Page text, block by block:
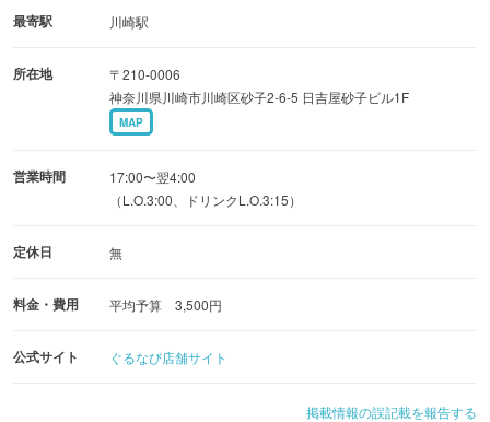
活気あふれる空間で、自慢の点心をご堪能いただけます。
最寄駅 川崎駅
所在地
〒210-0006
神奈川県川崎市川崎区砂子2-6-5 日吉屋砂子ビル1F
MAP
営業時間
17:00〜翌4:00
（L.O.3:00、ドリンクL.O.3:15）
定休日 無
料金・費用 平均予算 3,500円
公式サイト ぐるなび店舗サイト
掲載情報の誤記載を報告する